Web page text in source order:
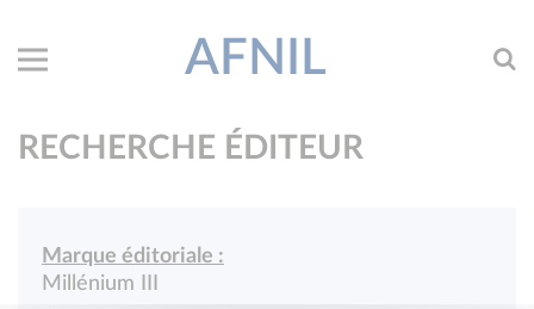
AFNIL
RECHERCHE ÉDITEUR
Marque éditoriale :
Millénium III